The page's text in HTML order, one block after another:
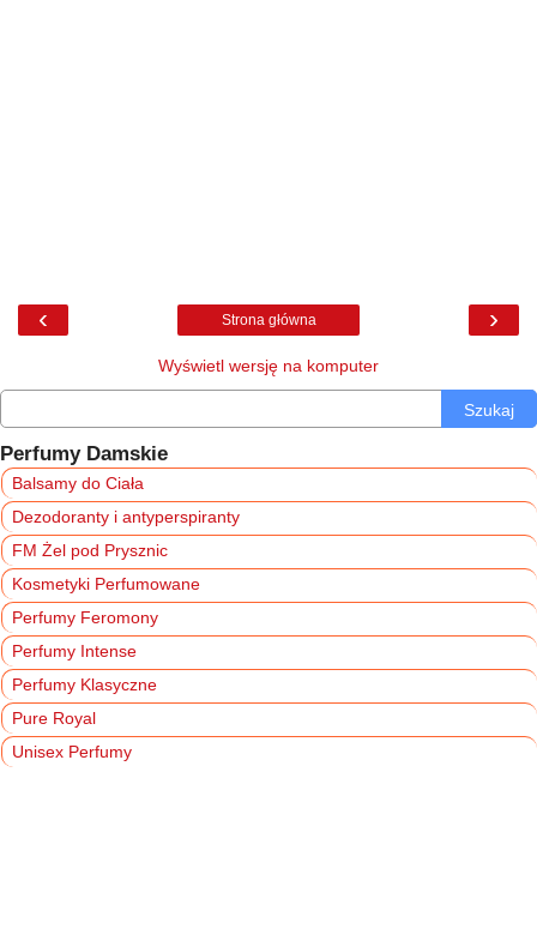
‹ ›
Strona główna
Wyświetl wersję na komputer
Szukaj
Perfumy Damskie
Balsamy do Ciała
Dezodoranty i antyperspiranty
FM Żel pod Prysznic
Kosmetyki Perfumowane
Perfumy Feromony
Perfumy Intense
Perfumy Klasyczne
Pure Royal
Unisex Perfumy